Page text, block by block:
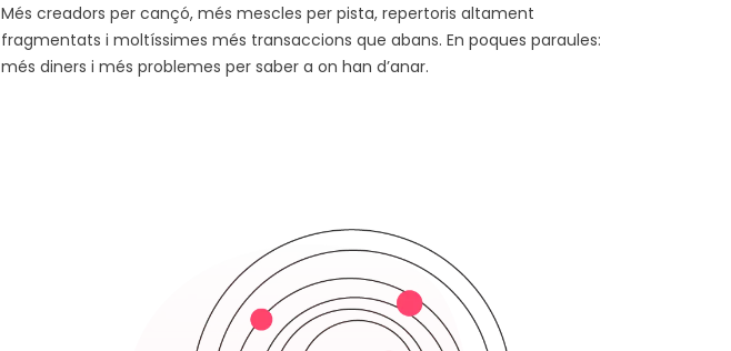
Més creadors per cançó, més mescles per pista, repertoris altament
fragmentats i moltíssimes més transaccions que abans. En poques paraules:
més diners i més problemes per saber a on han d’anar.